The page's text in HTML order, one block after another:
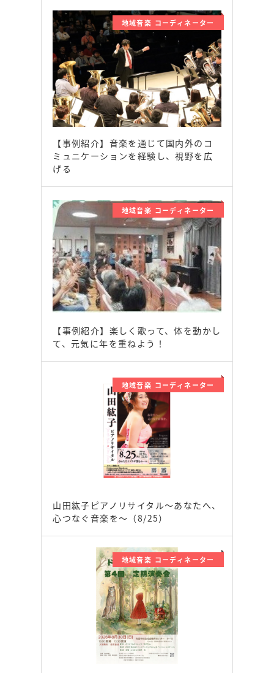
地域音楽 コーディネーター
【事例紹介】音楽を通じて国内外のコ
ミュニケーションを経験し、視野を広
げる
地域音楽 コーディネーター
【事例紹介】楽しく歌って、体を動かし
て、元気に年を重ねよう！
地域音楽 コーディネーター
山田紘子ピアノリサイタル～あなたへ、
心つなぐ音楽を～（8/25）
地域音楽 コーディネーター